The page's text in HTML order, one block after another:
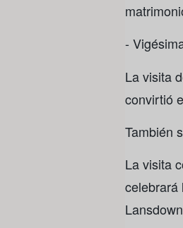
-
La visita
convirtió
También
La visita
celebrará